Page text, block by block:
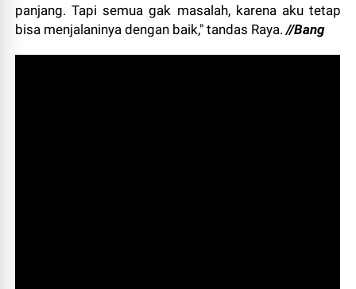
panjang. Tapi semua gak masalah, karena aku tetap
bisa menjalaninya dengan baik," tandas Raya. //Bang